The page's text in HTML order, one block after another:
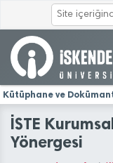
Kütüphane ve
İSTE
Yönergesi